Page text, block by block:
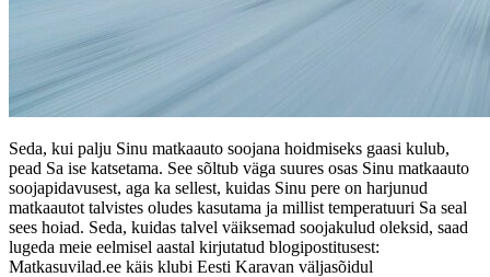
Seda, kui palju Sinu matkaauto soojana hoidmiseks gaasi kulub,
pead Sa ise katsetama. See sõltub väga suures osas Sinu matkaauto
soojapidavusest, aga ka sellest, kuidas Sinu pere on harjunud
matkaautot talvistes oludes kasutama ja millist temperatuuri Sa seal
sees hoiad. Seda, kuidas talvel väiksemad soojakulud oleksid, saad
lugeda meie eelmisel aastal kirjutatud blogipostitusest:
Matkasuvilad.ee käis klubi Eesti Karavan väljasõidul